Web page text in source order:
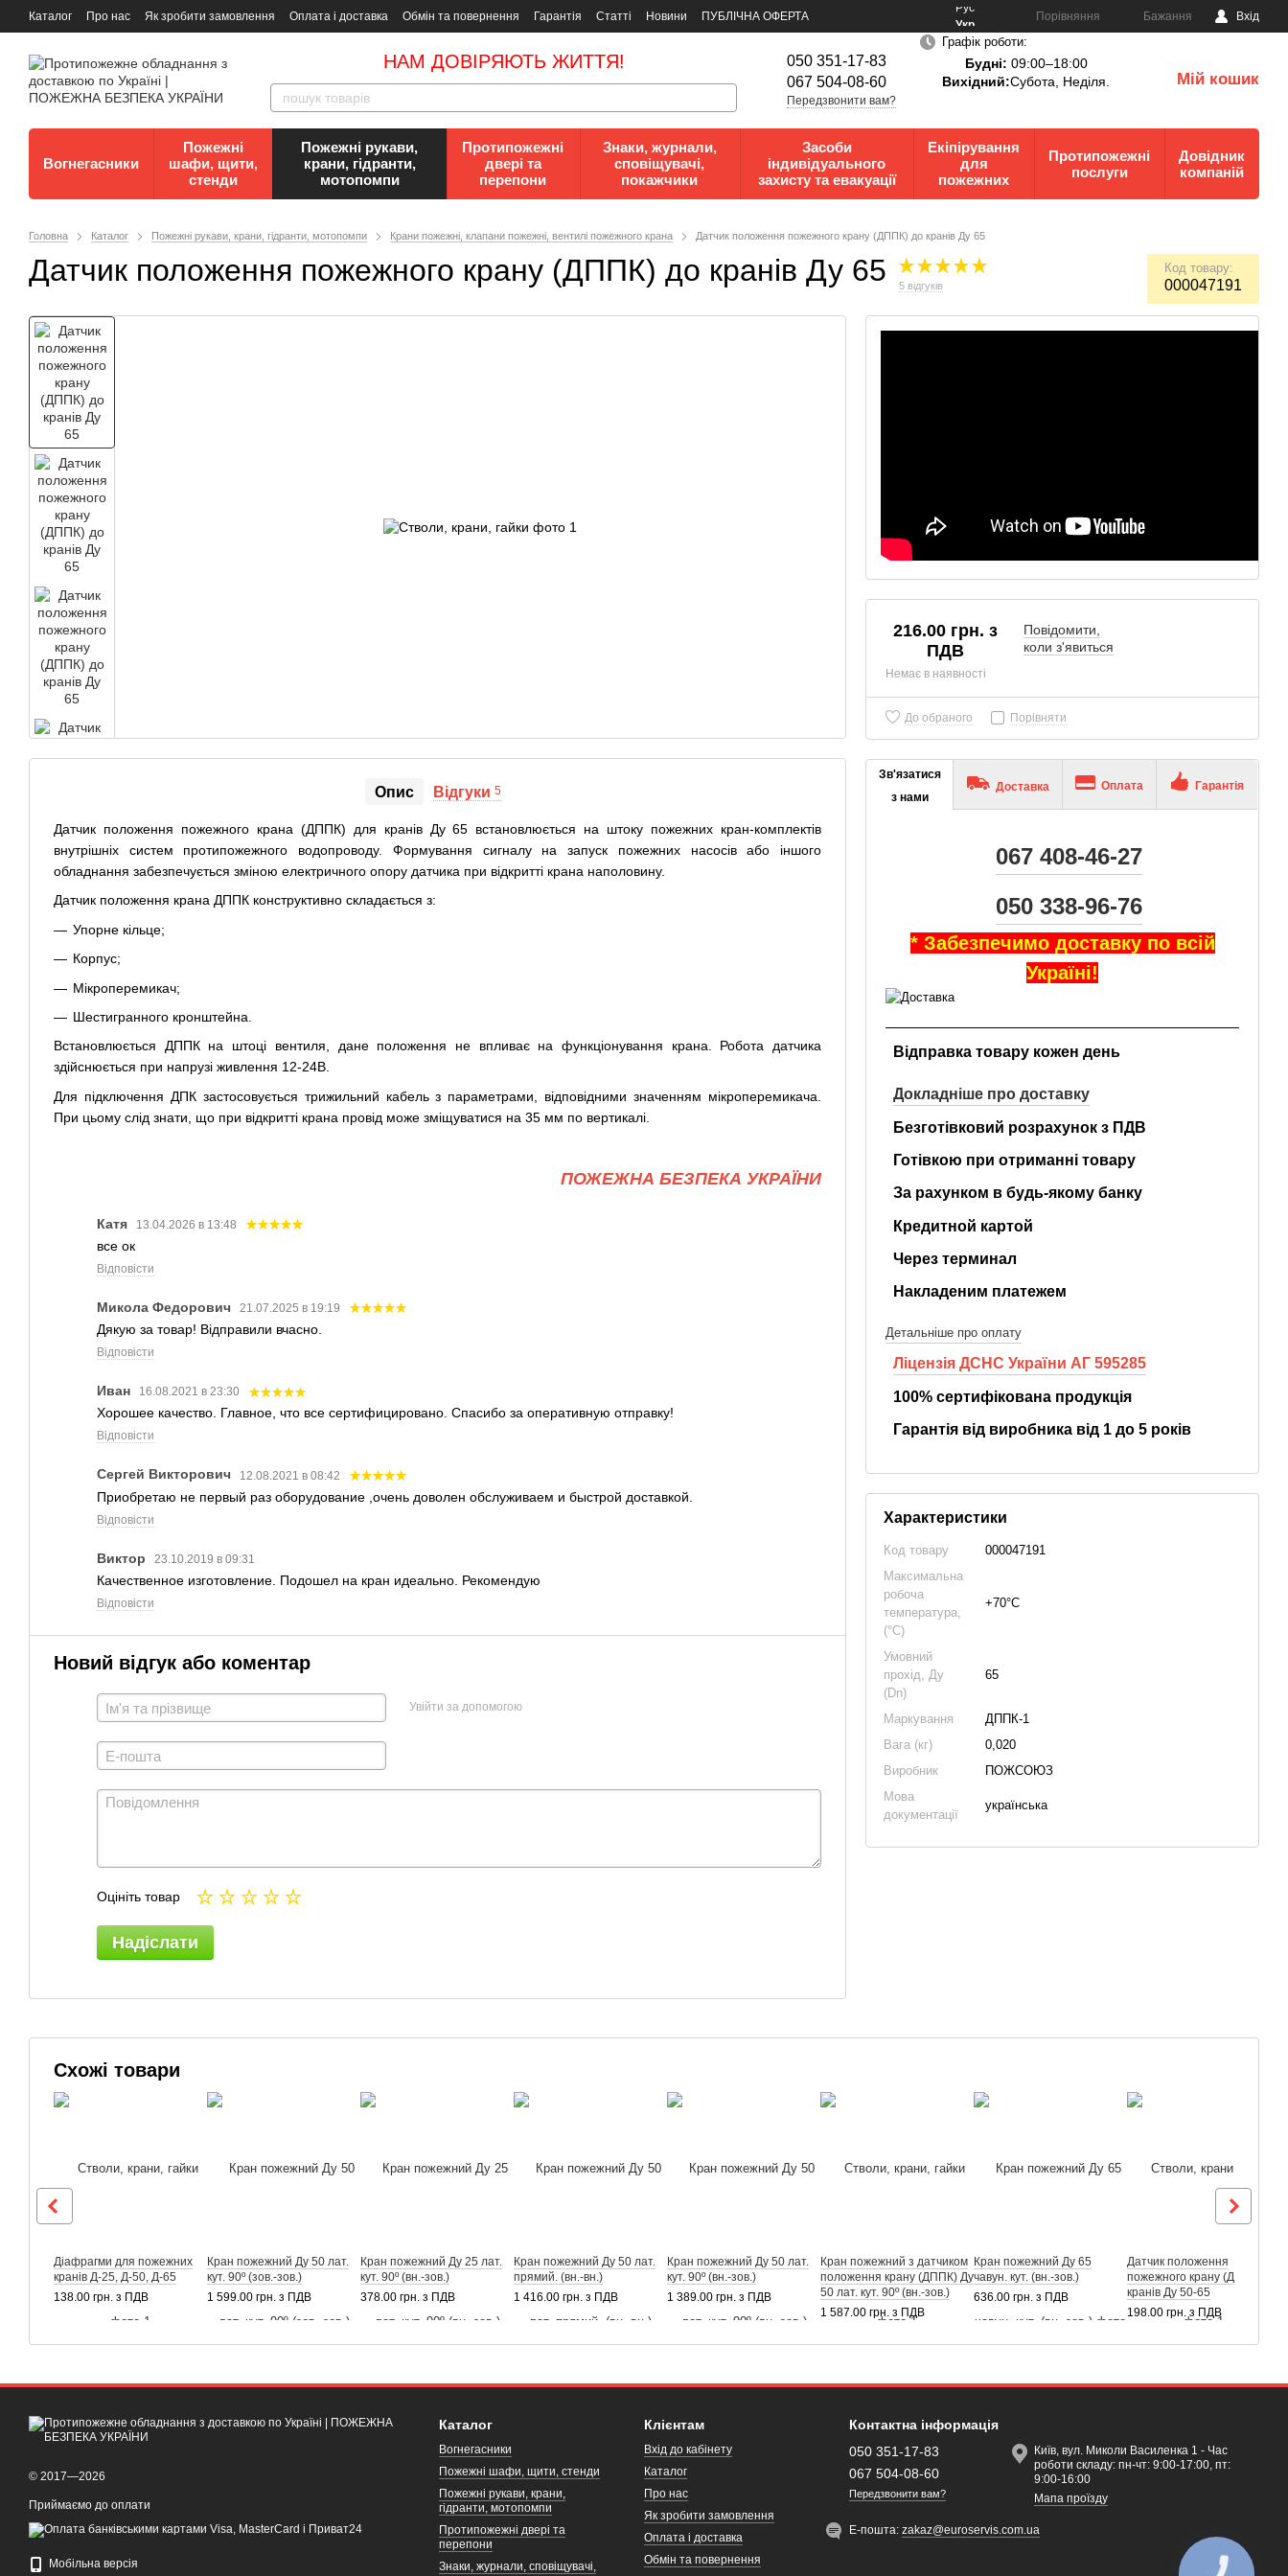
Каталог Про нас Як зробити замовлення Оплата і доставка Обмін та повернення Гарантія Статті Новини
ПУБЛІЧНА ОФЕРТА
Документи
Контакти Документи з пожежної безпеки
Рус
Укр
Порівняння Бажання Вхід
НАМ ДОВІРЯЮТЬ ЖИТТЯ!
050 351-17-83
067 504-08-60
Передзвонити вам?
Графік роботи:
Будні: 09:00–18:00
Вихідний:Субота, Неділя. Мій кошик
Вогнегасники
Пожежні
шафи, щити,
стенди
Пожежні рукави,
крани, гідранти,
мотопомпи
Протипожежні
двері та
перепони
Знаки, журнали,
сповіщувачі,
покажчики
Засоби
індивідуального
захисту та евакуації
Екіпірування
для
пожежних
Протипожежні
послуги
Довідник
компаній
Головна Каталог Пожежні рукави, крани, гідранти, мотопомпи Крани пожежні, клапани пожежні, вентилі пожежного крана Датчик положення пожежного крану (ДППК) до кранів Ду 65
Датчик положення пожежного крану (ДППК) до кранів Ду 65 5 відгуків
Код товару:
000047191
Опис Відгуки 5
Датчик положення пожежного крана (ДППК) для кранів Ду 65 встановлюється на штоку пожежних кран-комплектів
внутрішніх систем протипожежного водопроводу. Формування сигналу на запуск пожежних насосів або іншого
обладнання забезпечується зміною електричного опору датчика при відкритті крана наполовину.
Датчик положення крана ДППК конструктивно складається з:
Упорне кільце;
Корпус;
Мікроперемикач;
Шестигранного кронштейна.
Встановлюється ДППК на штоці вентиля, дане положення не впливає на функціонування крана. Робота датчика
здійснюється при напрузі живлення 12-24В.
Для підключення ДПК застосовується трижильний кабель з параметрами, відповідними значенням мікроперемикача.
При цьому слід знати, що при відкритті крана провід може зміщуватися на 35 мм по вертикалі.
ПОЖЕЖНА БЕЗПЕКА УКРАЇНИ
Катя 13.04.2026 в 13:48
все ок
Відповісти
Микола Федорович 21.07.2025 в 19:19
Дякую за товар! Відправили вчасно.
Відповісти
Иван 16.08.2021 в 23:30
Хорошее качество. Главное, что все сертифицировано. Спасибо за оперативную отправку!
Відповісти
Сергей Викторович 12.08.2021 в 08:42
Приобретаю не первый раз оборудование ,очень доволен обслуживаем и быстрой доставкой.
Відповісти
Виктор 23.10.2019 в 09:31
Качественное изготовление. Подошел на кран идеально. Рекомендую
Відповісти
Новий відгук або коментар
Увійти за допомогою
Оцініть товар
Надіслати
216.00 грн. з
ПДВ
Немає в наявності
Повідомити,
коли з'явиться
До обраного Порівняти
Зв'язатися
з нами
Доставка Оплата Гарантія
067 408-46-27
050 338-96-76
* Забезпечимо доставку по всій
Україні!
Відправка товару кожен день
Докладніше про доставку
Безготівковий розрахунок з ПДВ
Готівкою при отриманні товару
За рахунком в будь-якому банку
Кредитной картой
Через терминал
Накладеним платежем
Детальніше про оплату
Ліцензія ДСНС України АГ 595285
100% сертифікована продукція
Гарантія від виробника від 1 до 5 років
Характеристики
Код товару
000047191
Максимальна
робоча
температура,
(°C)
+70°С
Умовний
прохід, Ду
(Dn)
65
Маркування
ДППК-1
Вага (кг)
0,020
Виробник
ПОЖСОЮЗ
Мова
документації
українська
Схожі товари
Діафрагми для пожежних
кранів Д-25, Д-50, Д-65
138.00 грн. з ПДВ
Кран пожежний Ду 50 лат.
кут. 90º (зов.-зов.)
1 599.00 грн. з ПДВ
Кран пожежний Ду 25 лат.
кут. 90º (вн.-зов.)
378.00 грн. з ПДВ
Кран пожежний Ду 50 лат.
прямий. (вн.-вн.)
1 416.00 грн. з ПДВ
Кран пожежний Ду 50 лат.
кут. 90º (вн.-зов.)
1 389.00 грн. з ПДВ
Кран пожежний з датчиком
положення крану (ДППК) Ду
50 лат. кут. 90º (вн.-зов.)
1 587.00 грн. з ПДВ
Кран пожежний Ду 65
чавун. кут. (вн.-зов.)
636.00 грн. з ПДВ
Датчик положення
пожежного крану (ДППК) до
кранів Ду 50-65
198.00 грн. з ПДВ
© 2017—2026
Приймаємо до оплати
Мобільна версія
Каталог
Вогнегасники
Пожежні шафи, щити, стенди
Пожежні рукави, крани,
гідранти, мотопомпи
Протипожежні двері та
перепони
Знаки, журнали, сповіщувачі,
Клієнтам
Вхід до кабінету
Каталог
Про нас
Як зробити замовлення
Оплата і доставка
Обмін та повернення
Контактна інформація
050 351-17-83
067 504-08-60
Передзвонити вам?
Київ, вул. Миколи Василенка 1 - Час
роботи складу: пн-чт: 9:00-17:00, пт:
9:00-16:00
Мапа проїзду
Е-пошта:zakaz@euroservis.com.ua
КНОПКА